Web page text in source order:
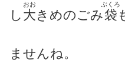
し 大
おお
き めのごみ袋
ぶくろ
ませんね。